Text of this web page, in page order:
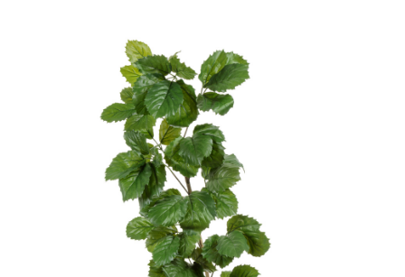
Готовые решения от Treez 146
Алфавитный указатель